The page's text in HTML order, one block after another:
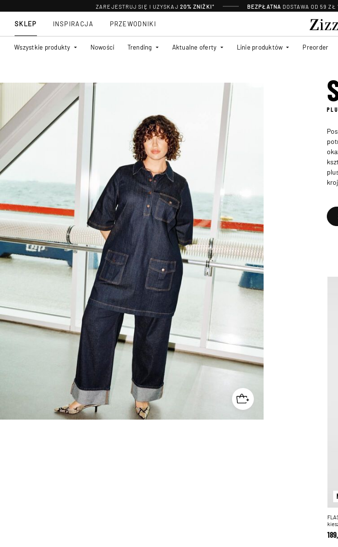
ZAREJESTRUJ SIĘ I UZYSKAJ 20% ZNIŻKI* BEZPŁATNA DOSTAWA OD 59 ZŁ
SKLEP
Wszystkie produkty Nowości Trending Aktualne oferty Linie produktów Preorder
INSPIRACJA PRZEWODNIKI